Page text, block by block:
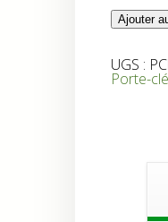
quantité
de
clés
B
Ajouter
UGS :
Porte-